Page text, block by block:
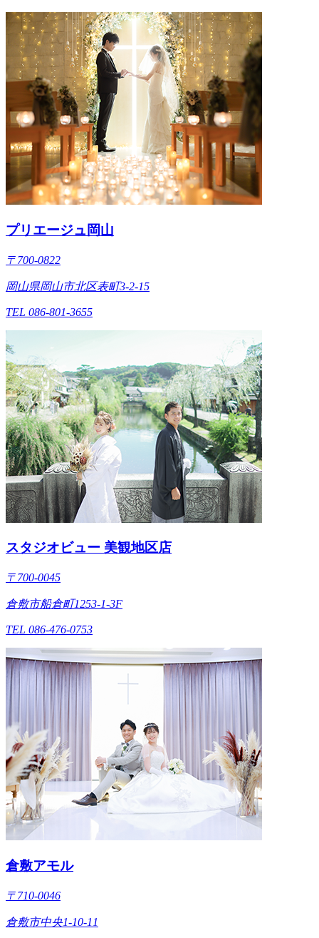
プリエージュ岡山
〒700-0822
岡山県岡山市北区表町3-2-15
TEL 086-801-3655
スタジオビュー 美観地区店
〒700-0045
倉敷市船倉町1253-1-3F
TEL 086-476-0753
倉敷アモル
〒710-0046
倉敷市中央1-10-11